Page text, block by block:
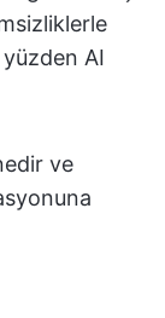
yüzden AI
ve